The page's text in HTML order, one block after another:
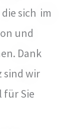
sich im
und
Dank
sind wir
für Sie